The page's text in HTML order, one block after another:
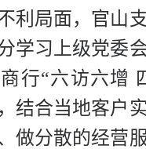
利局面，官山
学习上级党委
商行“六访六增
结合当地客户
做分散的经营服